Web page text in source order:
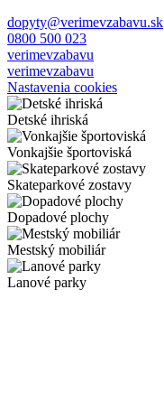
dopyty@verimevzabavu.sk
0800 500 023
verimevzabavu
verimevzabavu
Nastavenia cookies
Detské ihriská
Vonkajšie športoviská
Skateparkové zostavy
Dopadové plochy
Mestský mobiliár
Lanové parky